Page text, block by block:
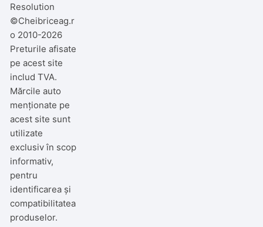
Resolution
©Cheibriceag.r
o 2010-2026
Preturile afisate
pe acest site
includ TVA.
Mărcile auto
menționate pe
acest site sunt
utilizate
exclusiv în scop
informativ,
pentru
identificarea și
compatibilitatea
produselor.